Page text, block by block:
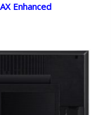
Enhanced